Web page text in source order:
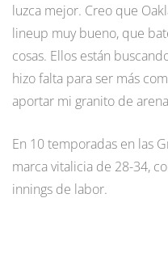
luzca mejor. Creo que
lineup muy bueno, que
cosas. Ellos están
hizo falta para ser más
aportar mi granito de
En 10 temporadas en las
marca vitalicia de 28-34,
innings de labor.